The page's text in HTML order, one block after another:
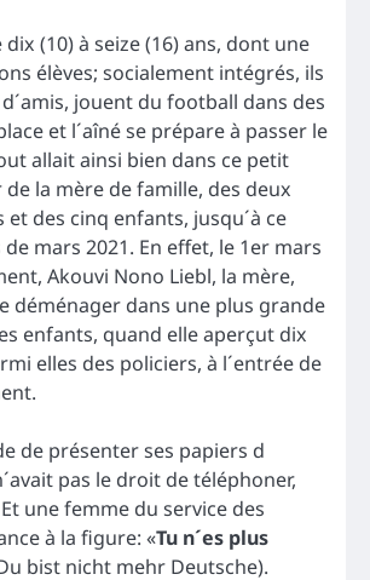
(10) à seize (16) ans, dont une
élèves; socialement intégrés, ils
jouent du football dans des
et l´aîné se prépare à passer le
allait ainsi bien dans ce petit
la mère de famille, des deux
des cinq enfants, jusqu´à ce
mars 2021. En effet, le 1er mars
Akouvi Nono Liebl, la mère,
déménager dans une plus grande
enfants, quand elle aperçut dix
elles des policiers, à l´entrée de
de présenter ses papiers d
pas le droit de téléphoner,
une femme du service des
à la figure: «Tu n´es plus
bist nicht mehr Deutsche).